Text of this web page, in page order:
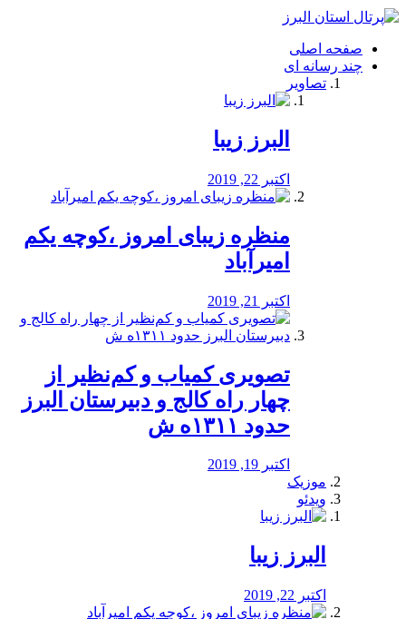
فصد
شرق
تهران
خشکشویی
صفحه اصلی
چند رسانه ای
تصاویر
البرز زیبا
اکتبر 22, 2019
منظره‌‌ زیبای امروز ،کوچه یکم
امیرآباد
اکتبر 21, 2019
️تصویری کمیاب و کم‌نظیر از
چهار راه كالج و دبيرستان البرز
حدود ۱۳۱۱ه ش
اکتبر 19, 2019
موزیک
ویدئو
البرز زیبا
اکتبر 22, 2019